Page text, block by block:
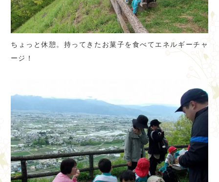
ちょっと休憩。持ってきたお菓子を食べてエネルギーチャ
ージ！